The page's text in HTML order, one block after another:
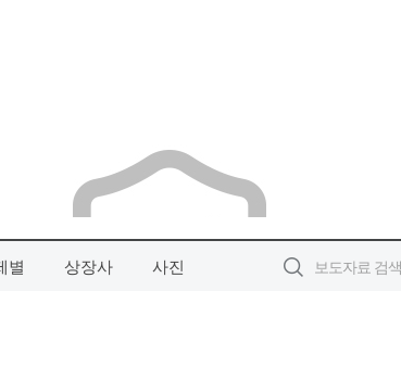
별 상장사 사진